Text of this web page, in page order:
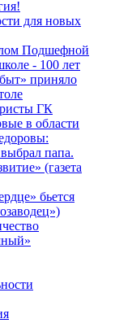
для новых
Подшефной
- 100 лет
приняло
ГК
в области
папа.
(газета
бьется